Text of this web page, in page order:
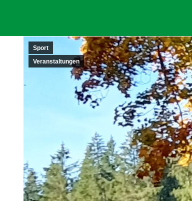
Sport
Veranstaltungen